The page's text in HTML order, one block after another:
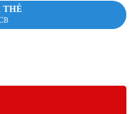
THẺ